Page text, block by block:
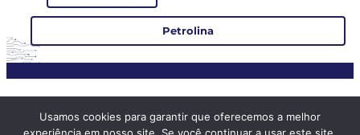
Petrolina
Usamos cookies para garantir que oferecemos a melhor